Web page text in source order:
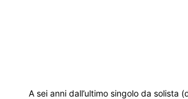
A sei anni dall’ultimo singolo da solista